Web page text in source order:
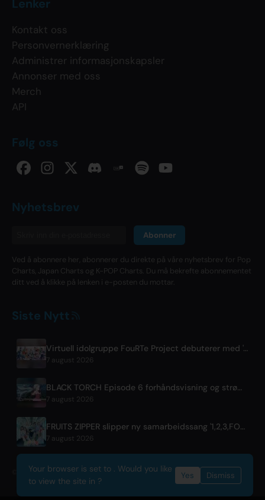
Lenker
Kontakt oss
Personvernerklæring
Administrer informasjonskapsler
Annonser med oss
Merch
API
Følg oss
Nyhetsbrev
Abonner
Ved å abonnere her, abonnerer du direkte på våre nyhetsbrev for Pop
Charts, Japan Charts og K-POP Charts. Du må bekrefte abonnementet
ditt ved å klikke på lenken i e-posten du mottar.
Siste Nytt
Virtuell idolgruppe FouRTe Project debuterer med 'ALL IN'-album produsert av m-flos ☆Taku Takahashi
7 august 2026
BLACK TORCH Episode 6 forhåndsvisning og strømmedetaljer
7 august 2026
FRUITS ZIPPER slipper ny samarbeidssang '1,2,3,FOOOOUR'
7 august 2026
© 2026 OnlyHit. All rights reserved. - Metadata provided byACRCloud
Your browser is set to . Would you like
to view the site in ?
Yes Dismiss